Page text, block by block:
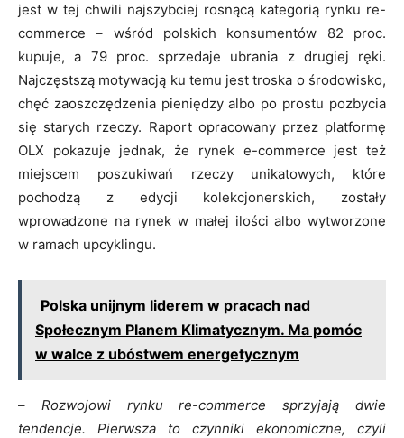
jest w tej chwili najszybciej rosnącą kategorią rynku re-
commerce – wśród polskich konsumentów 82 proc.
kupuje, a 79 proc. sprzedaje ubrania z drugiej ręki.
Najczęstszą motywacją ku temu jest troska o środowisko,
chęć zaoszczędzenia pieniędzy albo po prostu pozbycia
się starych rzeczy. Raport opracowany przez platformę
OLX pokazuje jednak, że rynek e-commerce jest też
miejscem poszukiwań rzeczy unikatowych, które
pochodzą z edycji kolekcjonerskich, zostały
wprowadzone na rynek w małej ilości albo wytworzone
w ramach upcyklingu.
Polska unijnym liderem w pracach nad
Społecznym Planem Klimatycznym. Ma pomóc
w walce z ubóstwem energetycznym
– Rozwojowi rynku re-commerce sprzyjają dwie
tendencje. Pierwsza to czynniki ekonomiczne, czyli